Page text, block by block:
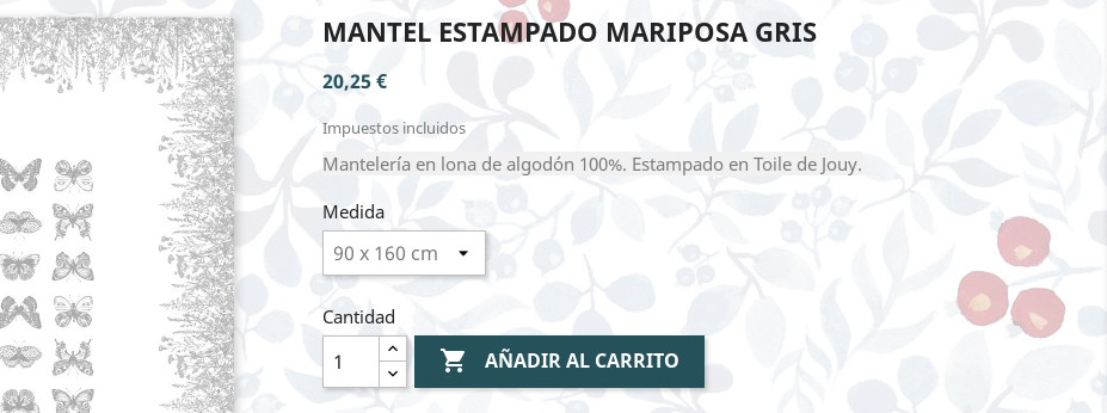
MANTEL ESTAMPADO MARIPOSA GRIS
20,25 €
Impuestos incluidos
Mantelería en lona de algodón 100%. Estampado en Toile de Jouy.
Medida
Cantidad
 AÑADIR AL CARRITO